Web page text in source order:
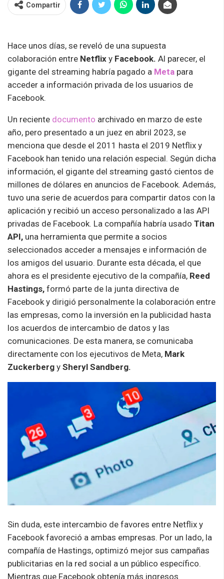
Compartir
Hace unos días, se reveló de una supuesta
colaboración entre Netflix y Facebook. Al parecer, el
gigante del streaming habría pagado a Meta para
acceder a información privada de los usuarios de
Facebook.
Un reciente documento archivado en marzo de este
año, pero presentado a un juez en abril 2023, se
menciona que desde el 2011 hasta el 2019 Netflix y
Facebook han tenido una relación especial. Según dicha
información, el gigante del streaming gastó cientos de
millones de dólares en anuncios de Facebook. Además,
tuvo una serie de acuerdos para compartir datos con la
aplicación y recibió un acceso personalizado a las API
privadas de Facebook. La compañía habría usado Titan
API, una herramienta que permite a socios
seleccionados acceder a mensajes e información de
los amigos del usuario. Durante esta década, el que
ahora es el presidente ejecutivo de la compañía, Reed
Hastings, formó parte de la junta directiva de
Facebook y dirigió personalmente la colaboración entre
las empresas, como la inversión en la publicidad hasta
los acuerdos de intercambio de datos y las
comunicaciones. De esta manera, se comunicaba
directamente con los ejecutivos de Meta, Mark
Zuckerberg y Sheryl Sandberg.
Sin duda, este intercambio de favores entre Netflix y
Facebook favoreció a ambas empresas. Por un lado, la
compañía de Hastings, optimizó mejor sus campañas
publicitarias en la red social a un público específico.
Mientras que Facebook obtenía más ingresos